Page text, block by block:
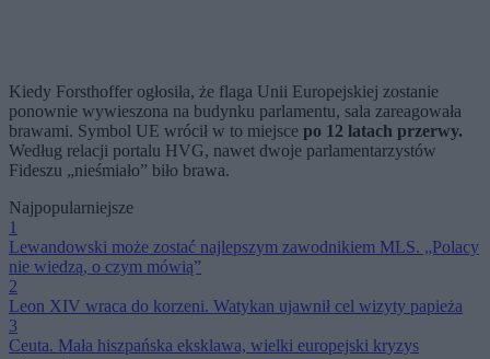
Kiedy Forsthoffer ogłosiła, że flaga Unii Europejskiej zostanie
ponownie wywieszona na budynku parlamentu, sala zareagowała
brawami. Symbol UE wrócił w to miejsce po 12 latach przerwy.
Według relacji portalu HVG, nawet dwoje parlamentarzystów
Fideszu „nieśmiało” biło brawa.
Najpopularniejsze
1
Lewandowski może zostać najlepszym zawodnikiem MLS. „Polacy
nie wiedzą, o czym mówią”
2
Leon XIV wraca do korzeni. Watykan ujawnił cel wizyty papieża
3
Ceuta. Mała hiszpańska eksklawa, wielki europejski kryzys